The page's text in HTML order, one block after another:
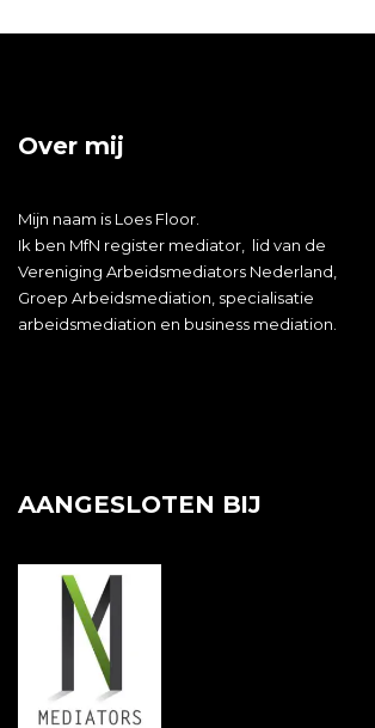
Over mij
Mijn naam is Loes Floor.
Ik ben MfN register mediator, lid van de
Vereniging Arbeidsmediators Nederland,
Groep Arbeidsmediation, specialisatie
arbeidsmediation en business mediation.
AANGESLOTEN BIJ